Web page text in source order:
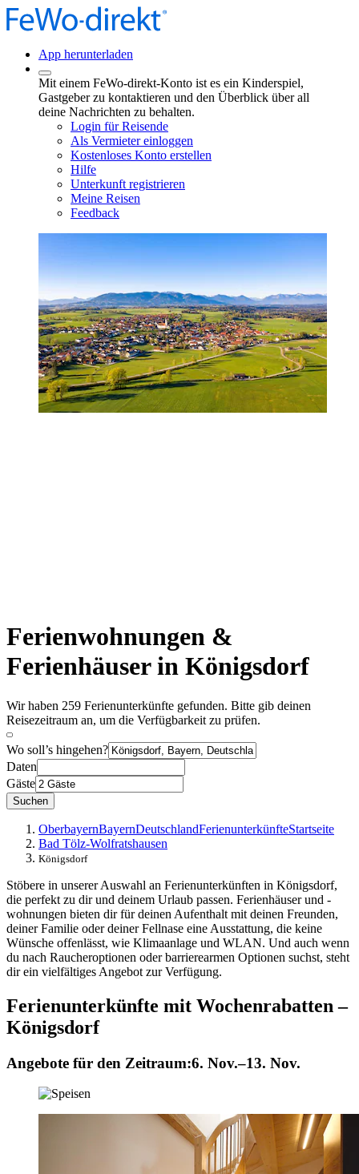
App herunterladen
Mit einem FeWo-direkt-Konto ist es ein Kinderspiel,
Gastgeber zu kontaktieren und den Überblick über all
deine Nachrichten zu behalten.
Login für Reisende
Als Vermieter einloggen
Kostenloses Konto erstellen
Hilfe
Unterkunft registrieren
Meine Reisen
Feedback
Ferienwohnungen &
Ferienhäuser in Königsdorf
Wir haben 259 Ferienunterkünfte gefunden. Bitte gib deinen
Reisezeitraum an, um die Verfügbarkeit zu prüfen.
Wo soll’s hingehen?
Daten
Gäste
Suchen
OberbayernBayernDeutschlandFerienunterkünfteStartseite
Bad Tölz-Wolfratshausen
Königsdorf
Stöbere in unserer Auswahl an Ferienunterkünften in Königsdorf,
die perfekt zu dir und deinem Urlaub passen. Ferienhäuser und -
wohnungen bieten dir für deinen Aufenthalt mit deinen Freunden,
deiner Familie oder deiner Fellnase eine Ausstattung, die keine
Wünsche offenlässt, wie Klimaanlage und WLAN. Und auch wenn
du nach Raucheroptionen oder barrierearmen Optionen suchst, steht
dir ein vielfältiges Angebot zur Verfügung.
Ferienunterkünfte mit Wochenrabatten –
Königsdorf
Angebote für den Zeitraum:6. Nov.–13. Nov.